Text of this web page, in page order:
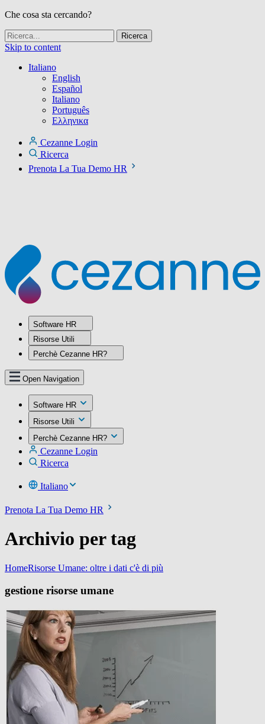
Che cosa sta cercando?
Skip to content
Italiano
English
Español
Italiano
Português
Ελληνικα
Cezanne Login
Ricerca
Prenota La Tua Demo HR
Software HR
Risorse Utili
Perchè Cezanne HR?
Open Navigation
Software HR
Risorse Utili
Perchè Cezanne HR?
Cezanne Login
Ricerca
Italiano
Prenota La Tua Demo HR
Archivio per tag
HomeRisorse Umane: oltre i dati c'è di più
gestione risorse umane